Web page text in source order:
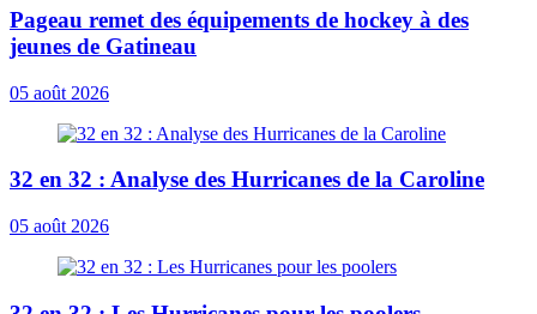
Pageau remet des équipements de hockey à des
jeunes de Gatineau
05 août 2026
32 en 32 : Analyse des Hurricanes de la Caroline
05 août 2026